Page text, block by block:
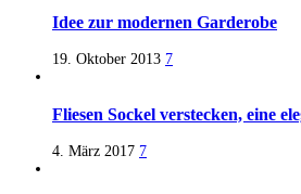
Idee zur modernen Garderobe
19. Oktober 2013 7
Fliesen Sockel verstecken, eine
4. März 2017 7